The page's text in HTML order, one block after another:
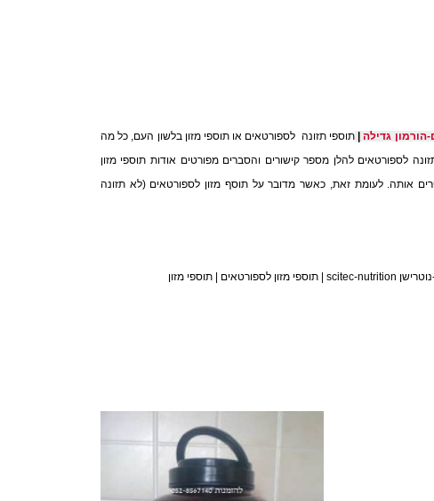
גדילה|תוספי תזונה לספורטאים או תוספי מזון בלשון העם, כל מה
להלן מספר קישורים והסברים מפורטים אודות תוספי מזון